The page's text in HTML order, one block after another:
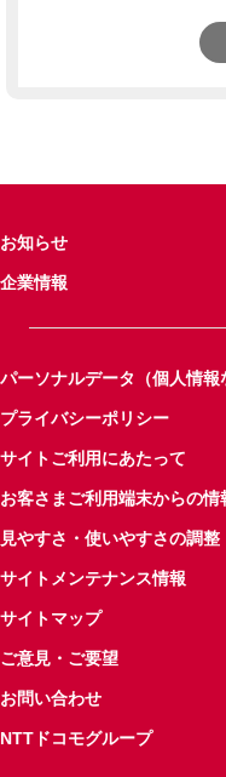
お知らせ
企業情報
パーソナルデータ（個人情報
プライバシーポリシー
サイトご利用にあたって
お客さまご利用端末からの
見やすさ・使いやすさの調整
サイトメンテナンス情報
サイトマップ
ご意見・ご要望
お問い合わせ
NTTドコモグループ